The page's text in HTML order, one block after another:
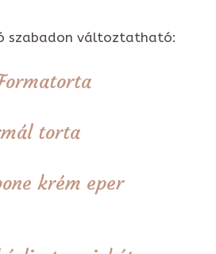
szabadon változtatható:
torta
krém eper